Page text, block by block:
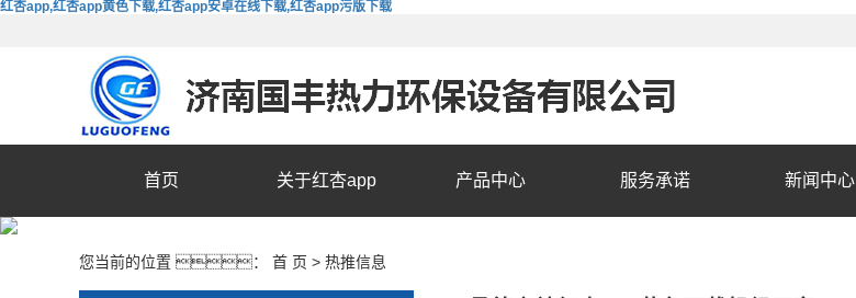
红杏app,红杏app黄色下载,红杏app安卓在线下载,红杏app污版下载
首页 关于红杏app 产品中心 服务承诺 新闻中心
您当前的位置 ： 首 页 > 热推信息